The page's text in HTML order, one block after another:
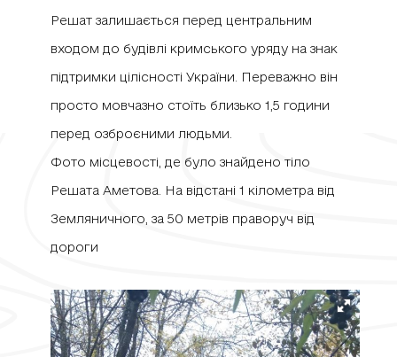
Решат залишається перед центральним
входом до будівлі кримського уряду на знак
підтримки цілісності України. Переважно він
просто мовчазно стоїть близько 1,5 години
перед озброєними людьми.
Фото місцевості, де було знайдено тіло
Решата Аметова. На відстані 1 кілометра від
Земляничного, за 50 метрів праворуч від
дороги